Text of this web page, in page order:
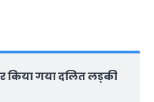
गया दलित लड़की